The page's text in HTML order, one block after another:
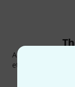
Abonniere den
etwas Glück einen